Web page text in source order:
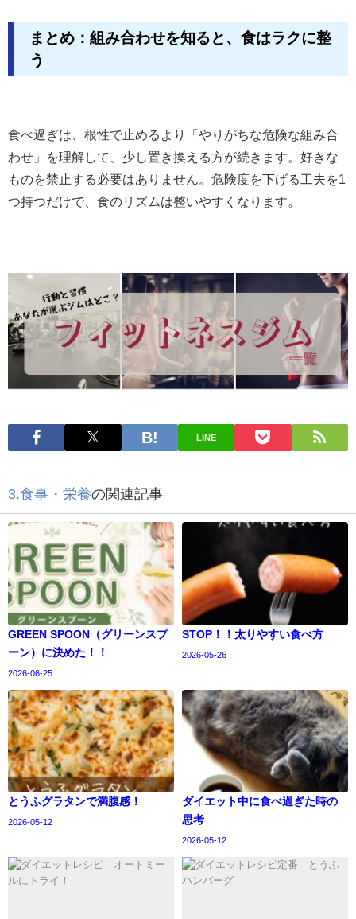
まとめ：組み合わせを知ると、食はラクに整
う
食べ過ぎは、根性で止めるより「やりがちな危険な組み合
わせ」を理解して、少し置き換える方が続きます。好きな
ものを禁止する必要はありません。危険度を下げる工夫を1
つ持つだけで、食のリズムは整いやすくなります。
LINE
3.食事・栄養の関連記事
GREEN SPOON（グリーンスプ
ーン）に決めた！！
2026-06-25
STOP！！太りやすい食べ方
2026-05-26
とうふグラタンで満腹感！
2026-05-12
ダイエット中に食べ過ぎた時の
思考
2026-05-12